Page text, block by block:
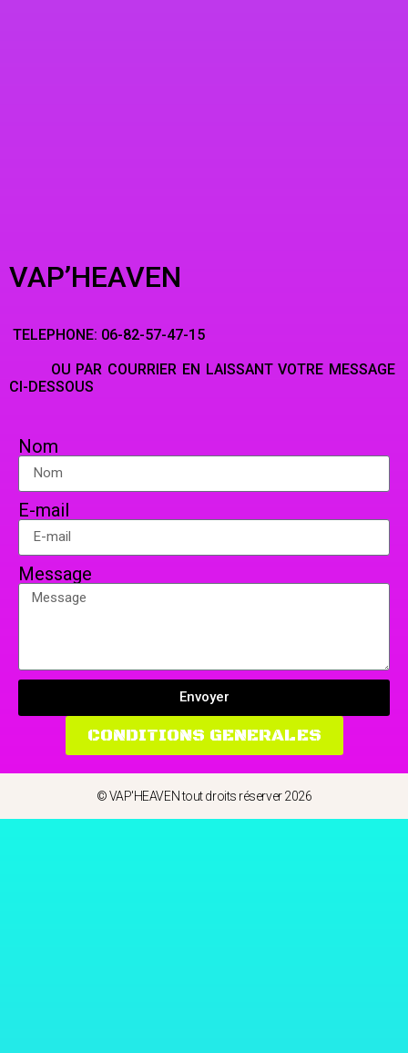
VAP’HEAVEN
TELEPHONE: 06-82-57-47-15
OU PAR COURRIER EN LAISSANT VOTRE MESSAGE
CI-DESSOUS
Nom
E-mail
Message
Envoyer
CONDITIONS GENERALES
© VAP'HEAVEN tout droits réserver 2026